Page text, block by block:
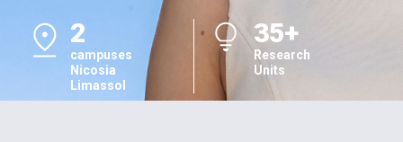
2
campuses
Nicosia
Limassol
35+
Research
Units